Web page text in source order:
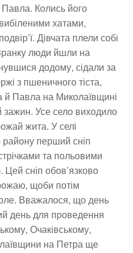
Колись його
хатами,
Дівчата плели собі
люди йшли на
додому, сідали за
з пшеничного тіста,
й Павла на Миколаївщині
Усе село виходило
жита. У селі
перший сніп
та польовими
сніп обов’язково
щоби потім
Вважалося, що день
день для проведення
Очаківському,
на Петра ще